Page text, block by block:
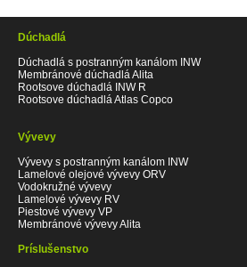
Dúchadlá
Dúchadlá s postranným kanálom INW
Membránové dúchadlá Alita
Rootsove dúchadlá INW R
Rootsove dúchadlá Atlas Copco
Vývevy
Vývevy s postranným kanálom INW
Lamelové olejové vývevy ORV
Vodokružné vývevy
Lamelové vývevy RV
Piestové vývevy VP
Membránové vývevy Alita
Príslušenstvo